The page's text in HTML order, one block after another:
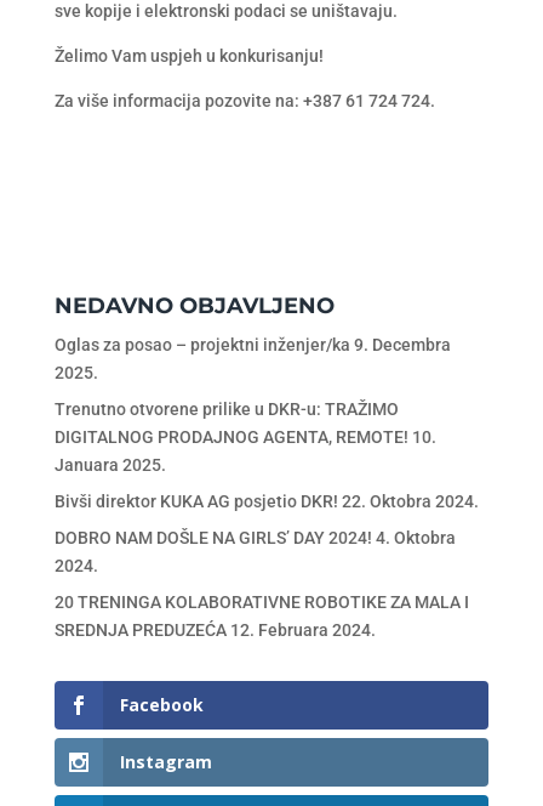
sve kopije i elektronski podaci se uništavaju.
Želimo Vam uspjeh u konkurisanju!
Za više informacija pozovite na: +387 61 724 724.
NEDAVNO OBJAVLJENO
Oglas za posao – projektni inženjer/ka 9. Decembra
2025.
Trenutno otvorene prilike u DKR-u: TRAŽIMO
DIGITALNOG PRODAJNOG AGENTA, REMOTE! 10.
Januara 2025.
Bivši direktor KUKA AG posjetio DKR! 22. Oktobra 2024.
DOBRO NAM DOŠLE NA GIRLS’ DAY 2024! 4. Oktobra
2024.
20 TRENINGA KOLABORATIVNE ROBOTIKE ZA MALA I
SREDNJA PREDUZEĆA 12. Februara 2024.
Facebook
Instagram